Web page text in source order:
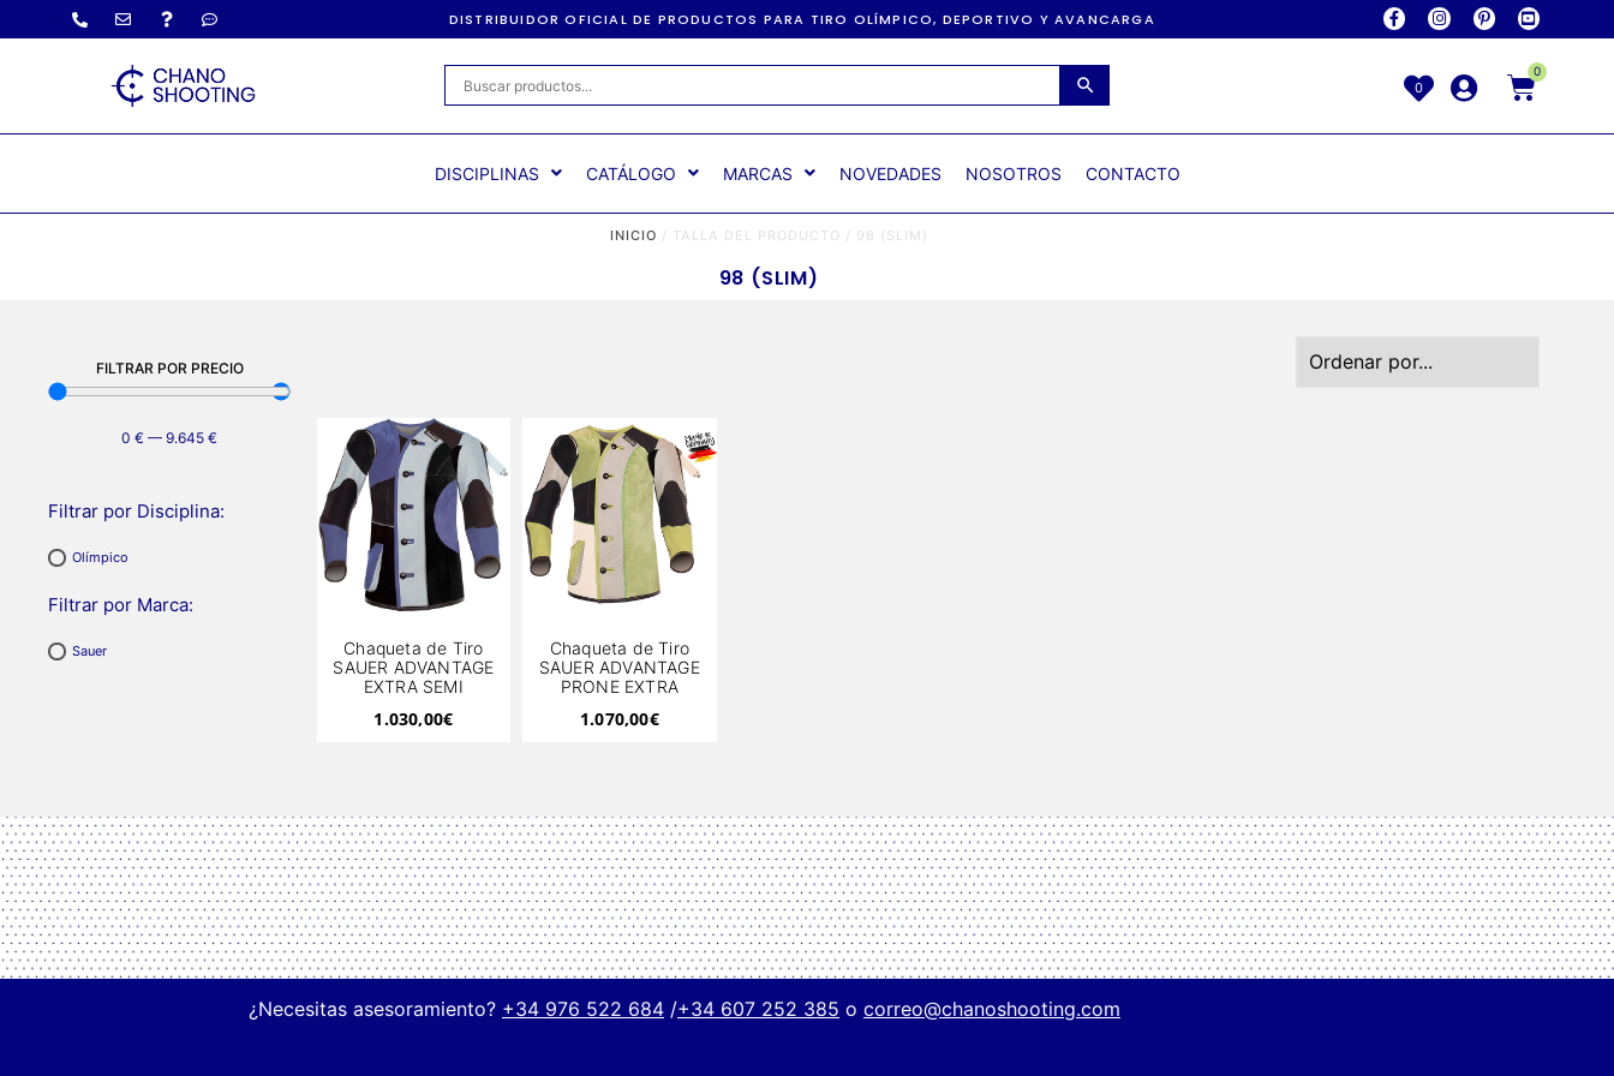
DISTRIBUIDOR OFICIAL DE PRODUCTOS PARA TIRO OLÍMPICO, DEPORTIVO Y AVANCARGA
0
0
DISCIPLINAS CATÁLOGO MARCAS NOVEDADES NOSOTROS CONTACTO
INICIO / TALLA DEL PRODUCTO / 98 (SLIM)
98 (SLIM)
FILTRAR POR PRECIO
0 € —9.645 €
Filtrar por Disciplina:
Olímpico
Filtrar por Marca:
Sauer
Chaqueta de Tiro
SAUER ADVANTAGE
EXTRA SEMI
1.030,00€
Chaqueta de Tiro
SAUER ADVANTAGE
PRONE EXTRA
1.070,00€
¿Necesitas asesoramiento? +34 976 522 684 /+34 607 252 385 o correo@chanoshooting.com